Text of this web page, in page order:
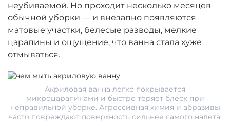
неубиваемой. Но проходит несколько месяцев
обычной уборки — и внезапно появляются
матовые участки, белесые разводы, мелкие
царапины и ощущение, что ванна стала хуже
отмываться.
Акриловая ванна легко покрывается
микроцарапинами и быстро теряет блеск при
неправильной уборке. Агрессивная химия и абразивы
часто повреждают поверхность сильнее самого налета.